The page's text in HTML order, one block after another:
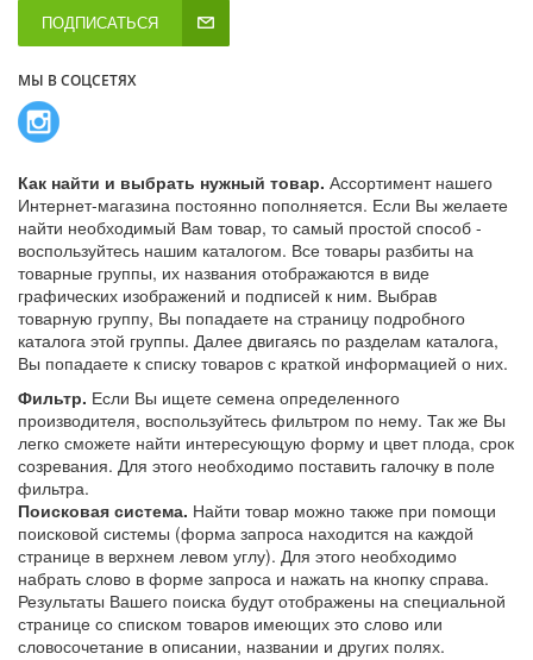
ПОДПИСАТЬСЯ
МЫ В СОЦСЕТЯХ
Как найти и выбрать нужный товар. Ассортимент нашего
Интернет-магазина постоянно пополняется. Если Вы желаете
найти необходимый Вам товар, то самый простой способ -
воспользуйтесь нашим каталогом. Все товары разбиты на
товарные группы, их названия отображаются в виде
графических изображений и подписей к ним. Выбрав
товарную группу, Вы попадаете на страницу подробного
каталога этой группы. Далее двигаясь по разделам каталога,
Вы попадаете к списку товаров с краткой информацией о них.
Фильтр. Если Вы ищете семена определенного
производителя, воспользуйтесь фильтром по нему. Так же Вы
легко сможете найти интересующую форму и цвет плода, срок
созревания. Для этого необходимо поставить галочку в поле
фильтра.
Поисковая система. Найти товар можно также при помощи
поисковой системы (форма запроса находится на каждой
странице в верхнем левом углу). Для этого необходимо
набрать слово в форме запроса и нажать на кнопку справа.
Результаты Вашего поиска будут отображены на специальной
странице со списком товаров имеющих это слово или
словосочетание в описании, названии и других полях.